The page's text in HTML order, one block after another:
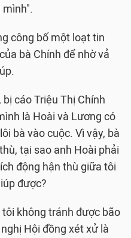
mình".
công bố một loạt tin
bà Chính để nhờ vả
cáo Triệu Thị Chính
là Hoài và Lương có
bà vào cuộc. Vì vậy, bà
tại sao anh Hoài phải
động hận thù giữa tôi
được?
không tránh được bão
Hội đồng xét xử là